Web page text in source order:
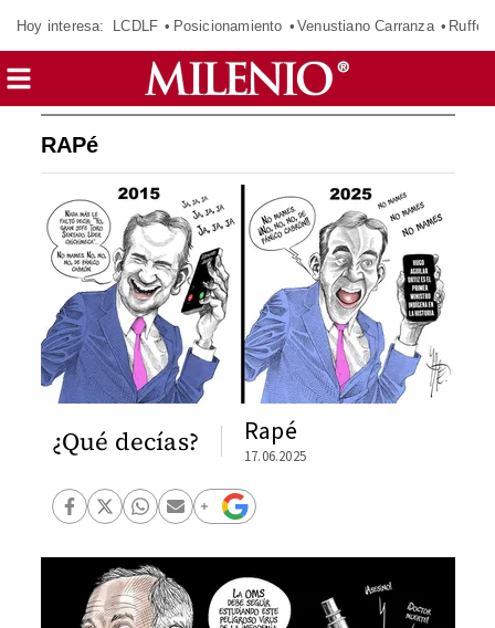
Hoy interesa: LCDLF Posicionamiento Venustiano Carranza Ruffo
RAPé
¿Qué decías? Rapé
17.06.2025